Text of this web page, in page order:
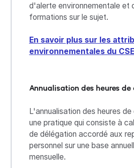
d'alerte environnementale et
formations sur le sujet.
En savoir plus sur les
environnementales du
Annualisation des heures
L'annualisation des heures
une pratique qui consiste à
de délégation accordé aux
personnel sur une base
mensuelle.